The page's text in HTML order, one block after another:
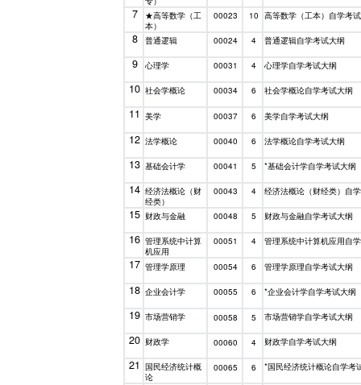
7
★高等数学（工
本）
00023 10 高等数学（工本）自学考
8 普通逻辑 00024 4 普通逻辑自学考试大纲
9 心理学 00031 4 心理学自学考试大纲
10 社会学概论 00034 6 社会学概论自学考试大纲
11 美学 00037 6 美学自学考试大纲
12 法学概论 00040 6 法学概论自学考试大纲
13 基础会计学 00041 5 *基础会计学自学考试大纲
14 经济法概论（财
经类）
00043 4 经济法概论（财经类）自
15 财政与金融 00048 5 财政与金融自学考试大纲
16 管理系统中计算
机应用
00051 4 管理系统中计算机应用自
17 管理学原理 00054 6 管理学原理自学考试大纲
18 企业会计学 00055 6 *企业会计学自学考试大纲
19 市场营销学 00058 5 市场营销学自学考试大纲
20 财政学 00060 4 财政学自学考试大纲
21 国民经济统计概
论
00065 6 *国民经济统计概论自学考